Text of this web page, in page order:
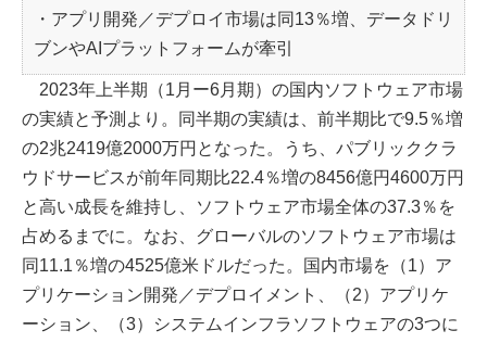
・アプリ開発／デプロイ市場は同13％増、データドリ
ブンやAIプラットフォームが牽引
2023年上半期（1月ー6月期）の国内ソフトウェア市場
の実績と予測より。同半期の実績は、前半期比で9.5％増
の2兆2419億2000万円となった。うち、パブリッククラ
ウドサービスが前年同期比22.4％増の8456億円4600万円
と高い成長を維持し、ソフトウェア市場全体の37.3％を
占めるまでに。なお、グローバルのソフトウェア市場は
同11.1％増の4525億米ドルだった。国内市場を（1）ア
プリケーション開発／デプロイメント、（2）アプリケ
ーション、（3）システムインフラソフトウェアの3つに